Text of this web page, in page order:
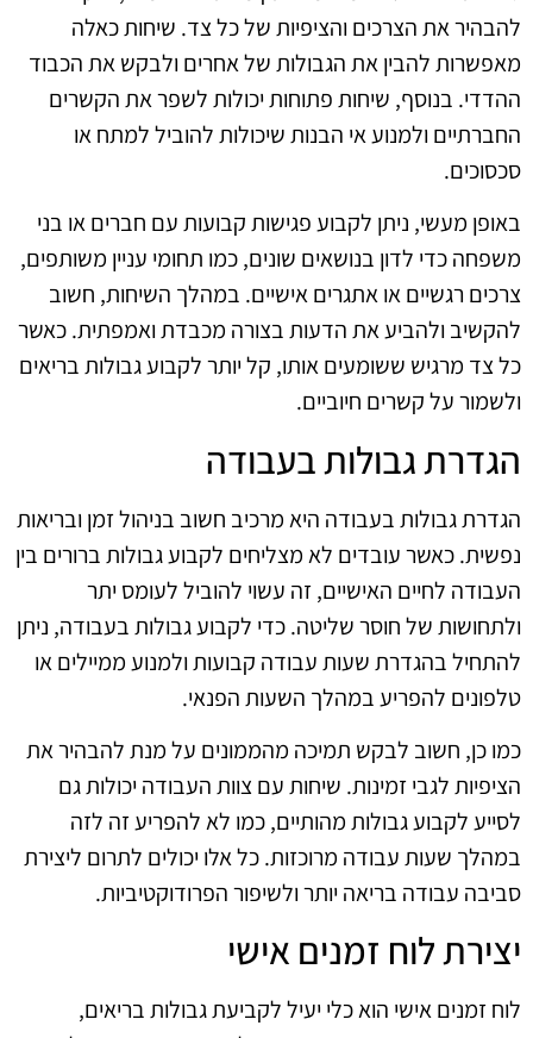
להבהיר את הצרכים והציפיות של כל צד. שיחות כאלה
מאפשרות להבין את הגבולות של אחרים ולבקש את הכבוד
ההדדי. בנוסף, שיחות פתוחות יכולות לשפר את הקשרים
החברתיים ולמנוע אי הבנות שיכולות להוביל למתח או
סכסוכים.
באופן מעשי, ניתן לקבוע פגישות קבועות עם חברים או בני
משפחה כדי לדון בנושאים שונים, כמו תחומי עניין משותפים,
צרכים רגשיים או אתגרים אישיים. במהלך השיחות, חשוב
להקשיב ולהביע את הדעות בצורה מכבדת ואמפתית. כאשר
כל צד מרגיש ששומעים אותו, קל יותר לקבוע גבולות בריאים
ולשמור על קשרים חיוביים.
הגדרת גבולות בעבודה
הגדרת גבולות בעבודה היא מרכיב חשוב בניהול זמן ובריאות
נפשית. כאשר עובדים לא מצליחים לקבוע גבולות ברורים בין
העבודה לחיים האישיים, זה עשוי להוביל לעומס יתר
ולתחושות של חוסר שליטה. כדי לקבוע גבולות בעבודה, ניתן
להתחיל בהגדרת שעות עבודה קבועות ולמנוע ממיילים או
טלפונים להפריע במהלך השעות הפנאי.
כמו כן, חשוב לבקש תמיכה מהממונים על מנת להבהיר את
הציפיות לגבי זמינות. שיחות עם צוות העבודה יכולות גם
לסייע לקבוע גבולות מהותיים, כמו לא להפריע זה לזה
במהלך שעות עבודה מרוכזות. כל אלו יכולים לתרום ליצירת
סביבה עבודה בריאה יותר ולשיפור הפרודוקטיביות.
יצירת לוח זמנים אישי
לוח זמנים אישי הוא כלי יעיל לקביעת גבולות בריאים,